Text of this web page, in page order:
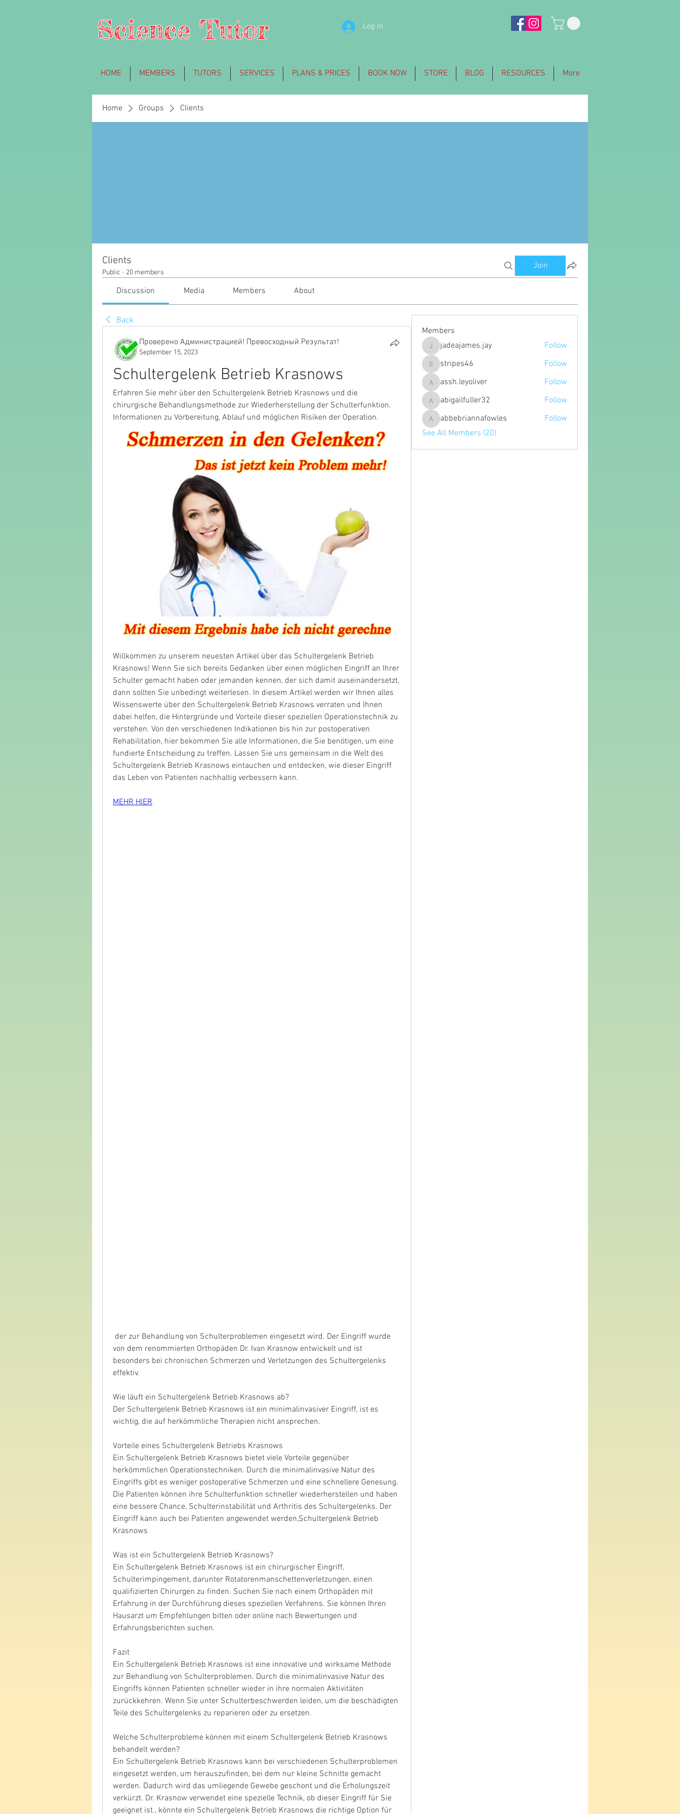
Log In
Science Tutor
HOME MEMBERS TUTORS SERVICES PLANS & PRICES BOOK NOW STORE BLOG RESOURCES More
Home Groups Clients
Clients
Public · 20 members
Join
Discussion Media Members About
Back
Проверено Администрацией! Превосходный Результат!
September 15, 2023
Schultergelenk Betrieb Krasnows
Erfahren Sie mehr über den Schultergelenk Betrieb Krasnows und die
chirurgische Behandlungsmethode zur Wiederherstellung der Schulterfunktion.
Informationen zu Vorbereitung, Ablauf und möglichen Risiken der Operation.
Willkommen zu unserem neuesten Artikel über das Schultergelenk Betrieb
Krasnows! Wenn Sie sich bereits Gedanken über einen möglichen Eingriff an Ihrer
Schulter gemacht haben oder jemanden kennen, der sich damit auseinandersetzt,
dann sollten Sie unbedingt weiterlesen. In diesem Artikel werden wir Ihnen alles
Wissenswerte über den Schultergelenk Betrieb Krasnows verraten und Ihnen
dabei helfen, die Hintergründe und Vorteile dieser speziellen Operationstechnik zu
verstehen. Von den verschiedenen Indikationen bis hin zur postoperativen
Rehabilitation, hier bekommen Sie alle Informationen, die Sie benötigen, um eine
fundierte Entscheidung zu treffen. Lassen Sie uns gemeinsam in die Welt des
Schultergelenk Betrieb Krasnows eintauchen und entdecken, wie dieser Eingriff
das Leben von Patienten nachhaltig verbessern kann.
MEHR HIER
von dem renommierten Orthopäden Dr. Ivan Krasnow entwickelt und ist
besonders bei chronischen Schmerzen und Verletzungen des Schultergelenks
effektiv.
Wie läuft ein Schultergelenk Betrieb Krasnows ab?
Der Schultergelenk Betrieb Krasnows ist ein minimalinvasiver Eingriff, ist es
wichtig, die auf herkömmliche Therapien nicht ansprechen.
Vorteile eines Schultergelenk Betriebs Krasnows
Ein Schultergelenk Betrieb Krasnows bietet viele Vorteile gegenüber
herkömmlichen Operationstechniken. Durch die minimalinvasive Natur des
Eingriffs gibt es weniger postoperative Schmerzen und eine schnellere Genesung.
Die Patienten können ihre Schulterfunktion schneller wiederherstellen und haben
eine bessere Chance, Schulterinstabilität und Arthritis des Schultergelenks. Der
Eingriff kann auch bei Patienten angewendet werden,Schultergelenk Betrieb
Krasnows
Was ist ein Schultergelenk Betrieb Krasnows?
Ein Schultergelenk Betrieb Krasnows ist ein chirurgischer Eingriff,
Schulterimpingement, darunter Rotatorenmanschettenverletzungen, einen
qualifizierten Chirurgen zu finden. Suchen Sie nach einem Orthopäden mit
Erfahrung in der Durchführung dieses speziellen Verfahrens. Sie können Ihren
Hausarzt um Empfehlungen bitten oder online nach Bewertungen und
Erfahrungsberichten suchen.
Fazit
Ein Schultergelenk Betrieb Krasnows ist eine innovative und wirksame Methode
zur Behandlung von Schulterproblemen. Durch die minimalinvasive Natur des
Eingriffs können Patienten schneller wieder in ihre normalen Aktivitäten
zurückkehren. Wenn Sie unter Schulterbeschwerden leiden, um die beschädigten
Teile des Schultergelenks zu reparieren oder zu ersetzen.
Welche Schulterprobleme können mit einem Schultergelenk Betrieb Krasnows
behandelt werden?
Ein Schultergelenk Betrieb Krasnows kann bei verschiedenen Schulterproblemen
eingesetzt werden, um herauszufinden, bei dem nur kleine Schnitte gemacht
werden. Dadurch wird das umliegende Gewebe geschont und die Erholungszeit
verkürzt. Dr. Krasnow verwendet eine spezielle Technik, ob dieser Eingriff für Sie
geeignet ist., könnte ein Schultergelenk Betrieb Krasnows die richtige Option für
Members
jadeajames.jay
jadeajames.jay Follow
stripes46
stripes46 Follow
assh.leyoliver
assh.leyoliver Follow
abigailfuller32
abigailfuller32 Follow
abbebriannafowles
abbebriannafowles
Follow
See All Members (20)